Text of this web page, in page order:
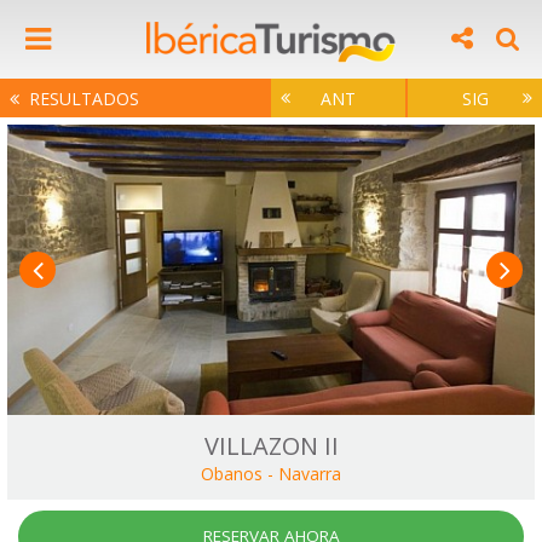
RESULTADOS ANT SIG
VILLAZON II
Obanos - Navarra
RESERVAR AHORA